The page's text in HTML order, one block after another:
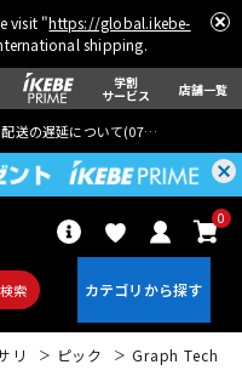
visit "https://global.ikebe-
shipping.
学割
サービス 店舗一覧
送の遅延について(07月29日
索
0
リ ピック Graph Tech